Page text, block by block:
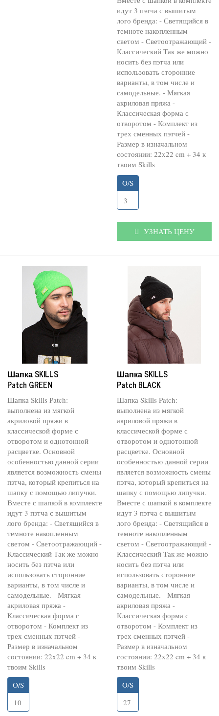
идут 3 пэтча с вышитым
лого бренда: - Светящийся в
темноте накопленным
светом - Светоотражающий -
Классический Так же можно
носить без пэтча или
использовать сторонние
варианты, в том числе и
самодельные. - Мягкая
акриловая пряжа -
Классическая форма с
отворотом - Комплект из
трех сменных пэтчей -
Размер в изначальном
состоянии: 22x22 cm + 34 к
твоим Skills
O/S
3
УЗНАТЬ ЦЕНУ
Шапка SKILLS
Patch GREEN
Шапка Skills Patch:
выполнена из мягкой
акриловой пряжи в
классической форме с
отворотом и однотонной
расцветке. Основной
особенностью данной серии
является возможность смены
пэтча, который крепиться на
шапку с помощью липучки.
Вместе с шапкой в комплекте
идут 3 пэтча с вышитым
лого бренда: - Светящийся в
темноте накопленным
светом - Светоотражающий -
Классический Так же можно
носить без пэтча или
использовать сторонние
варианты, в том числе и
самодельные. - Мягкая
акриловая пряжа -
Классическая форма с
отворотом - Комплект из
трех сменных пэтчей -
Размер в изначальном
состоянии: 22x22 cm + 34 к
твоим Skills
O/S
10
Шапка SKILLS
Patch BLACK
Шапка Skills Patch:
выполнена из мягкой
акриловой пряжи в
классической форме с
отворотом и однотонной
расцветке. Основной
особенностью данной серии
является возможность смены
пэтча, который крепиться на
шапку с помощью липучки.
Вместе с шапкой в комплекте
идут 3 пэтча с вышитым
лого бренда: - Светящийся в
темноте накопленным
светом - Светоотражающий -
Классический Так же можно
носить без пэтча или
использовать сторонние
варианты, в том числе и
самодельные. - Мягкая
акриловая пряжа -
Классическая форма с
отворотом - Комплект из
трех сменных пэтчей -
Размер в изначальном
состоянии: 22x22 cm + 34 к
твоим Skills
O/S
27